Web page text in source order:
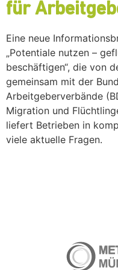
für
Eine neue
„Potentiale nutzen –
beschäftigen“, die von
gemeinsam mit der
Arbeitgeberverbände
Migration und
liefert Betrieben in
viele aktuelle Fragen.